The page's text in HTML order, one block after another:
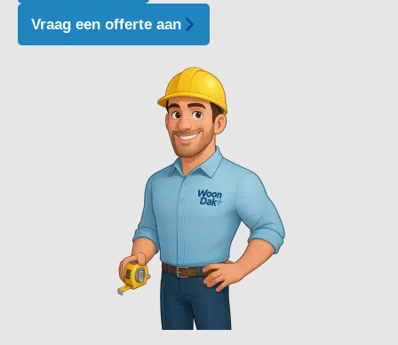
Vraag een offerte aan